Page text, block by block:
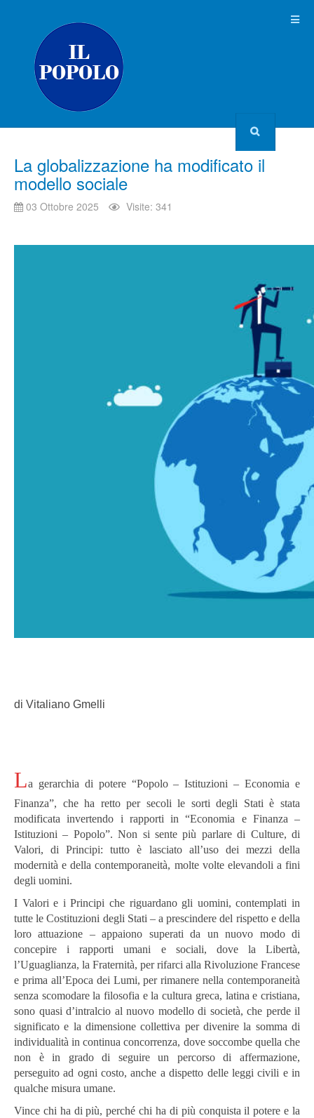
La globalizzazione ha modificato il
modello sociale
03 Ottobre 2025 Visite: 341
di Vitaliano Gmelli
La gerarchia di potere “Popolo – Istituzioni – Economia e
Finanza”, che ha retto per secoli le sorti degli Stati è stata
modificata invertendo i rapporti in “Economia e Finanza –
Istituzioni – Popolo”. Non si sente più parlare di Culture, di
Valori, di Principi: tutto è lasciato all’uso dei mezzi della
modernità e della contemporaneità, molte volte elevandoli a fini
degli uomini.
I Valori e i Principi che riguardano gli uomini, contemplati in
tutte le Costituzioni degli Stati – a prescindere del rispetto e della
loro attuazione – appaiono superati da un nuovo modo di
concepire i rapporti umani e sociali, dove la Libertà,
l’Uguaglianza, la Fraternità, per rifarci alla Rivoluzione Francese
e prima all’Epoca dei Lumi, per rimanere nella contemporaneità
senza scomodare la filosofia e la cultura greca, latina e cristiana,
sono quasi d’intralcio al nuovo modello di società, che perde il
significato e la dimensione collettiva per divenire la somma di
individualità in continua concorrenza, dove soccombe quella che
non è in grado di seguire un percorso di affermazione,
perseguito ad ogni costo, anche a dispetto delle leggi civili e in
qualche misura umane.
Vince chi ha di più, perché chi ha di più conquista il potere e la